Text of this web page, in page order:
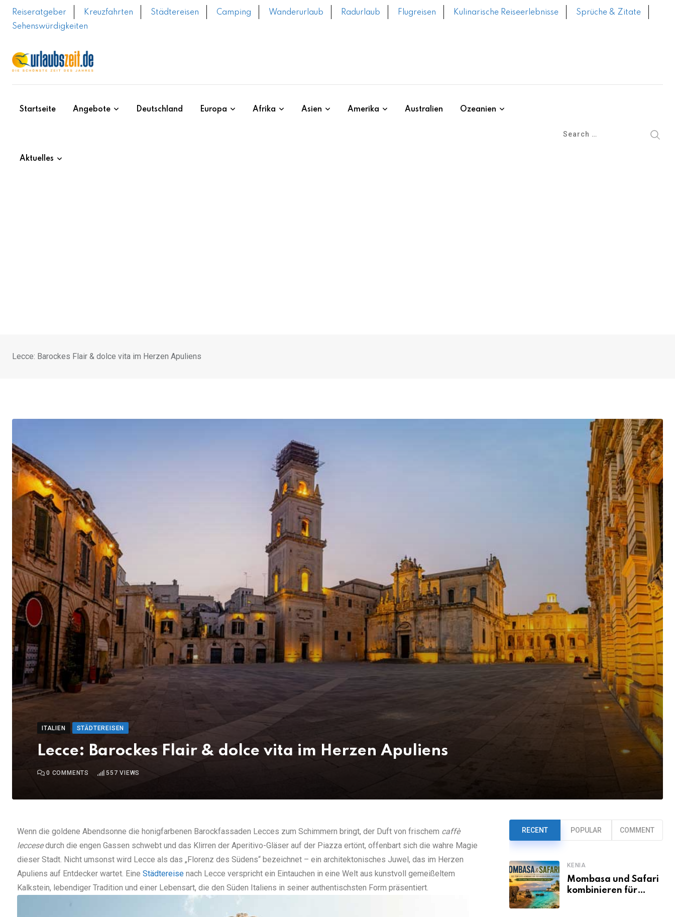
Reiseratgeber Kreuzfahrten Städtereisen Camping Wanderurlaub Radurlaub Flugreisen Kulinarische Reiseerlebnisse
Sprüche & Zitate
Sehenswürdigkeiten
Startseite Angebote Deutschland Europa Afrika Asien Amerika Australien Ozeanien
Aktuelles
Lecce: Barockes Flair & dolce vita im Herzen Apuliens
ITALIEN STÄDTEREISEN
Lecce: Barockes Flair & dolce vita im Herzen Apuliens
0 COMMENTS 557 VIEWS
Wenn die goldene Abendsonne die honigfarbenen Barockfassaden Lecces zum Schimmern bringt, der Duft von frischem caffè
leccesedurch die engen Gassen schwebt und das Klirren der Aperitivo-Gläser auf der Piazza ertönt, offenbart sich die wahre Magie
dieser Stadt. Nicht umsonst wird Lecce als das „Florenz des Südens“ bezeichnet – ein architektonisches Juwel, das im Herzen
Apuliens auf Entdecker wartet. Eine Städtereise nach Lecce verspricht ein Eintauchen in eine Welt aus kunstvoll gemeißeltem
Kalkstein, lebendiger Tradition und einer Lebensart, die den Süden Italiens in seiner authentischsten Form präsentiert.
RECENT POPULAR COMMENT
KENIA
Mombasa und Safari
kombinieren für